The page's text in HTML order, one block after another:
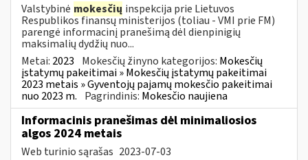
Valstybinė mokesčių inspekcija prie Lietuvos
Respublikos finansų ministerijos (toliau - VMI prie FM)
parengė informacinį pranešimą dėl dienpinigių
maksimalių dydžių nuo...
Metai: 2023 Mokesčių žinyno kategorijos: Mokesčių
įstatymų pakeitimai » Mokesčių įstatymų pakeitimai
2023 metais » Gyventojų pajamų mokesčio pakeitimai
nuo 2023 m. Pagrindinis: Mokesčio naujiena
Informacinis pranešimas dėl minimaliosios
algos 2024 metais
Web turinio sąrašas 2023-07-03